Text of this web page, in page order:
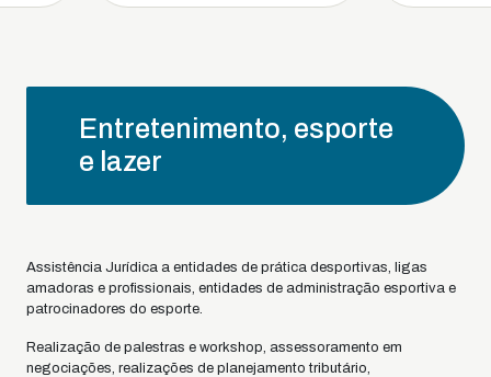
Entretenimento, esporte
e lazer
Assistência Jurídica a entidades de prática desportivas, ligas
amadoras e profissionais, entidades de administração esportiva e
patrocinadores do esporte.
Realização de palestras e workshop, assessoramento em
negociações, realizações de planejamento tributário,